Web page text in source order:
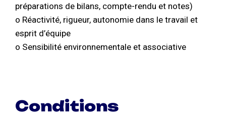
préparations de bilans, compte-rendu et notes)
o Réactivité, rigueur, autonomie dans le travail et
esprit d’équipe
o Sensibilité environnementale et associative
Conditions